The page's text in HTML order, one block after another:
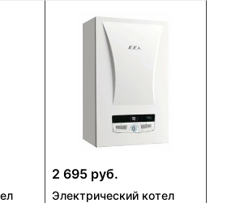
2 695 руб.
Электрический котел